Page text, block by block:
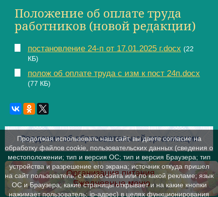
Положение об оплате труда
работников (новой редакции)
постановление 24-п от 17.01.2025 г.docx (22
КБ)
полож об оплате труда с изм к пост 24п.docx
(77 КБ)
Сведения об образовательной организации
Организация питания.
Ежедневные меню
Продолжая использовать наш сайт, вы даете согласие на
обработку файлов cookie, пользовательских данных (сведения о
местоположении; тип и версия ОС; тип и версия Браузера; тип
устройства и разрешение его экрана; источник откуда пришел
на сайт пользователь; с какого сайта или по какой рекламе; язык
ОС и Браузера; какие страницы открывает и на какие кнопки
нажимает пользователь; ip-адрес) в целях функционирования